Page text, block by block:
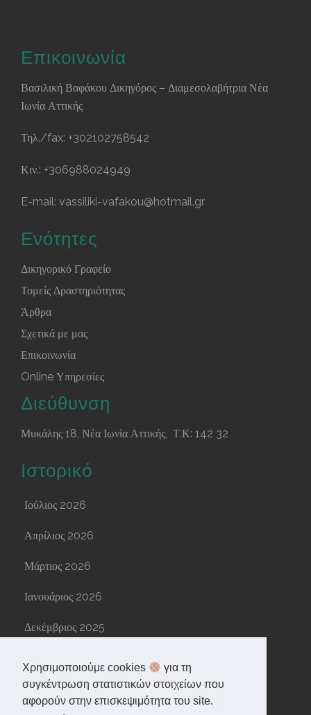
Χρησιμοποιούμε cookies
για τη
συγκέντρωση στατιστικών στοιχείων που
αφορούν στην επισκεψιμότητα του site.
Επικοινωνία
Βασιλική Βαφάκου Δικηγόρος – Διαμεσολαβήτρια Νέα
Ιωνία Αττικής ‎
Τηλ./fax: +302102758542
Κιν.: +306988024949
E-mail: vassiliki-vafakou@hotmail.gr
Ενότητες
Δικηγορικό Γραφείο
Τομείς Δραστηριότητας
Άρθρα
Σχετικά με μας
Επικοινωνία
Online Υπηρεσίες
Διεύθυνση
Μυκάλης 18, Νέα Ιωνία Αττικής, Τ.Κ: 142 32
Ιστορικό
Ιούλιος 2026
Απρίλιος 2026
Μάρτιος 2026
Ιανουάριος 2026
Δεκέμβριος 2025
Σεπτέμβριος 2025